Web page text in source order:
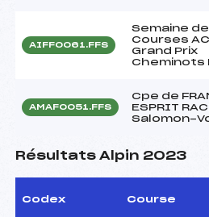
AIFF0061.FFS
Semaine de
Courses
Grand Prix
Cheminots
AMAF0051.FFS
Cpe de
ESPRIT
Salomon-
Résultats Alpin 2023
Codex Course